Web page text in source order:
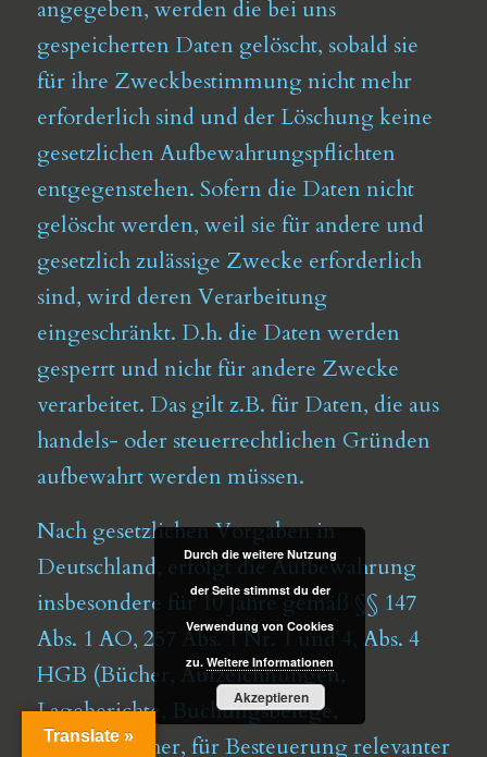
angegeben, werden die bei uns
gespeicherten Daten gelöscht, sobald sie
für ihre Zweckbestimmung nicht mehr
erforderlich sind und der Löschung keine
gesetzlichen Aufbewahrungspflichten
entgegenstehen. Sofern die Daten nicht
gelöscht werden, weil sie für andere und
gesetzlich zulässige Zwecke erforderlich
sind, wird deren Verarbeitung
eingeschränkt. D.h. die Daten werden
gesperrt und nicht für andere Zwecke
verarbeitet. Das gilt z.B. für Daten, die aus
handels- oder steuerrechtlichen Gründen
aufbewahrt werden müssen.
Nach gesetzlichen Vorgaben in
Deutschland, erfolgt die Aufbewahrung
insbesondere für 10 Jahre gemäß §§ 147
Abs. 1 AO, 257 Abs. 1 Nr. 1 und 4, Abs. 4
HGB (Bücher, Aufzeichnungen,
Lageberichte, Buchungsbelege,
Handelsbücher, für Besteuerung relevanter
Translate »
Durch die weitere Nutzung
der Seite stimmst du der
Verwendung von Cookies
zu. Weitere Informationen
Akzeptieren